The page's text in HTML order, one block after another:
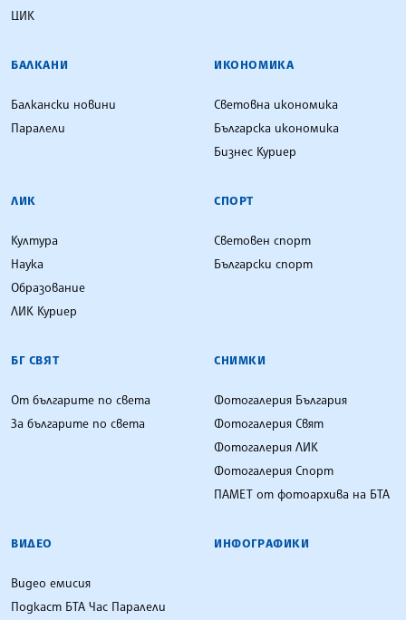
ЦИК
БАЛКАНИ
Балкански новини
Паралели
ИКОНОМИКА
Световна икономика
Българска икономика
Бизнес Куриер
ЛИК
Култура
Наука
Образование
ЛИК Куриер
СПОРТ
Световен спорт
Български спорт
БГ СВЯТ
От българите по света
За българите по света
СНИМКИ
Фотогалерия България
Фотогалерия Свят
Фотогалерия ЛИК
Фотогалерия Спорт
ПАМЕТ от фотоархива на БТА
ВИДЕО
Видео емисия
Подкаст БТА Час Паралели
ИНФОГРАФИКИ